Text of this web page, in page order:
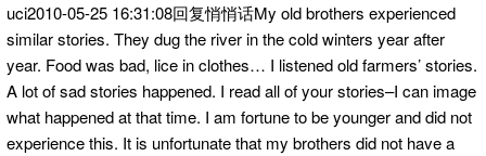
uci2010-05-25 16:31:08回复悄悄话My old brothers experienced
similar stories. They dug the river in the cold winters year after
year. Food was bad, lice in clothes… I listened old farmers’ stories.
A lot of sad stories happened. I read all of your stories–I can image
what happened at that time. I am fortune to be younger and did not
experience this. It is unfortunate that my brothers did not have a